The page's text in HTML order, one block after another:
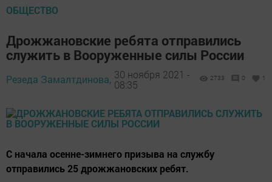
ОБЩЕСТВО
Дрожжановские ребята отправились
служить в Вооруженные силы России
Резеда Замалтдинова, 30 ноября 2021 -
08:35
2733 0 1
С начала осенне-зимнего призыва на службу
отправились 25 дрожжановских ребят.